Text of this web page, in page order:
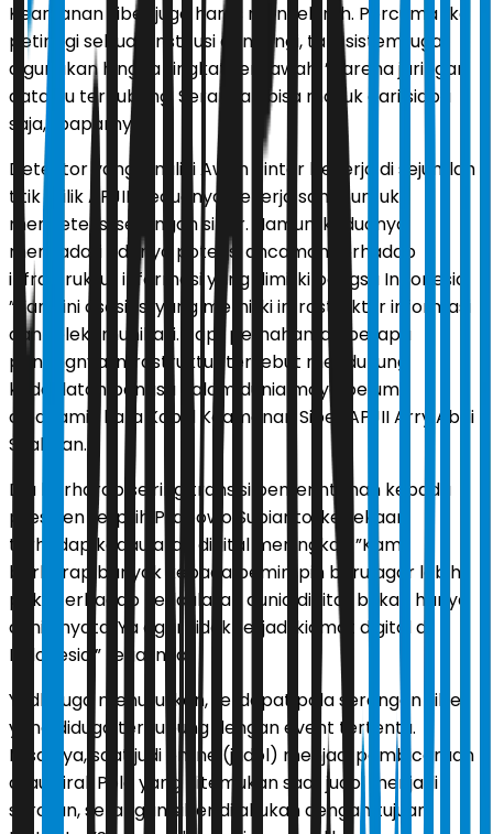
Keamanan siber juga harus menyeluruh. Percuma jika
petinggi sebuah institusi dilindungi, tapi sistem juga
digunakan hingga tingkat terbawah. ”Karena jaringan
data itu terhubung. Serangan bisa masuk dari siapa
saja,” paparnya.
Detektor yang dimiliki Awan Pintar bekerja di sejumlah
titik milik APJII. Keduanya bekerja sama untuk
mendeteksi serangan siber. Namun, keduanya
menyadari adanya potensi ancaman terhadap
infrastruktur informasi yang dimiliki bangsa Indonesia.
”Kami ini asosiasi yang memiliki infrastruktur informasi
dan telekomunikasi. Tapi, pemahaman betapa
pentingnya infrastruktur tersebut mendukung
kedaulatan bangsa dalam dunia maya belum
dipahami,” kata Kabid Keamanan Siber APJII Arry Abdi
Syalman.
Dia berharap seiring transisi pemerintahan kepada
presiden terpilih Prabowo Subianto, kepekaan
terhadap kedaulatan digital meningkat. ”Kami
berharap banyak kepada pemimpin baru agar lebih
peka terhadap kedaulatan dunia digital, bukan hanya
dunia nyata. Ya agar tidak terjadi kiamat digital di
Indonesia,” tegasnya.
Yudhi juga menuturkan, terdapat pola serangan siber
yang diduga terhubung dengan event tertentu.
Misalnya, saat judi online (judol) menjadi pembicaraan
atau viral. Pola yang ditemukan saat judol menjadi
sorotan, serangan siber dilakukan dengan tujuan